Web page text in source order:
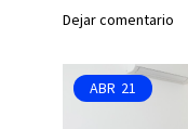
Dejar comentario
ABR 21